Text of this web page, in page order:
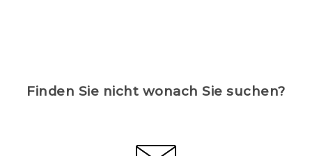
Finden Sie nicht wonach Sie suchen?